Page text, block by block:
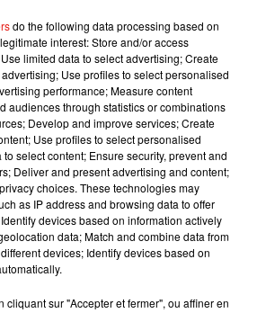
du gouvernement pour
pas suffisamment l'enjeu
le service européen Copernicus sur
le mois de juin 2020 a été le plus
dans le monde, à égalité avec juin
du globe de chacune des années
devrait être supérieure d'au moins
avec des pics probables
de son côté l'ONU, jeudi.
do the following data processing based on
interest: Store and/or access
limited data to select advertising; Create
Use profiles to select personalised
performance; Measure content
audiences through statistics or combinations
Develop and improve services; Create
Use profiles to select personalised
select content; Ensure security, prevent and
Deliver and present advertising and content;
choices. These technologies may
as IP address and browsing data to offer
devices based on information actively
data; Match and combine data from
devices; Identify devices based on
cliquant sur "Accepter et fermer", ou affiner en